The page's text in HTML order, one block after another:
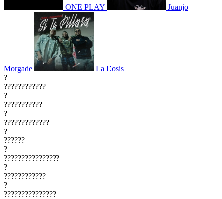
ONE PLAY Juanjo
Morgade
La Dosis
?
????????????
?
???????????
?
?????????????
?
??????
?
????????????????
?
????????????
?
???????????????